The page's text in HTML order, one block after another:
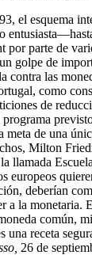
el esquema
por parte de
golpe de
contra las
como
de
meta de una
Milton
llamada
europeos
deberían
a la monetaria.
común,
una receta
26 de